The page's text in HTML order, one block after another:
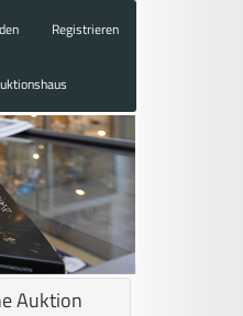
Registrieren
Auktion